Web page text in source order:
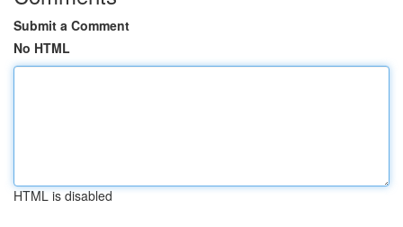
Submit a Comment
No HTML
HTML is disabled